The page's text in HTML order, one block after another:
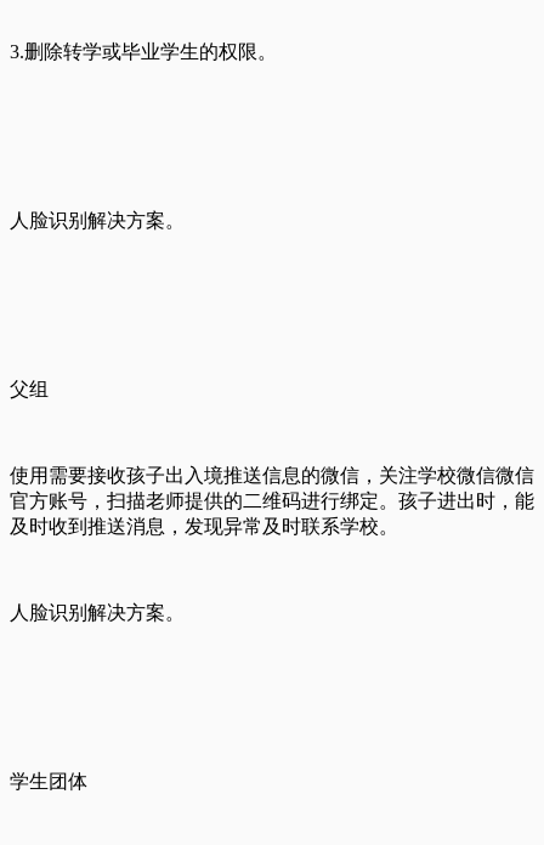
3.删除转学或毕业学生的权限。
人脸识别解决方案。
父组
使用需要接收孩子出入境推送信息的微信，关注学校微信微信
官方账号，扫描老师提供的二维码进行绑定。孩子进出时，能
及时收到推送消息，发现异常及时联系学校。
人脸识别解决方案。
学生团体